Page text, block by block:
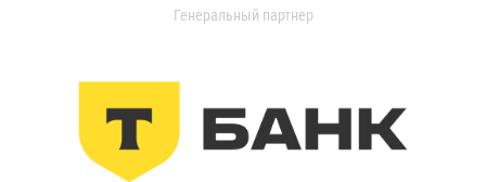
Генеральный партнер